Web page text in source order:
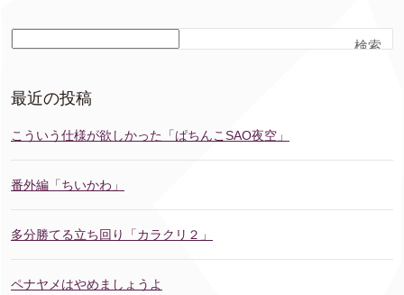
検索
最近の投稿
こういう仕様が欲しかった「ぱちんこSAO夜空」
番外編「ちいかわ」
多分勝てる立ち回り「カラクリ２」
ペナヤメはやめましょうよ